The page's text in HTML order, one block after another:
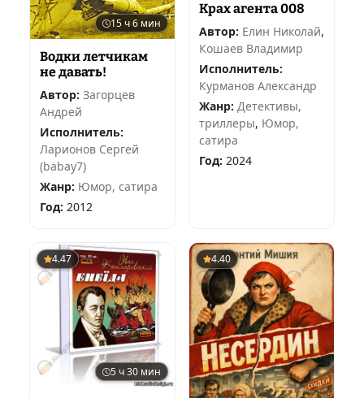
15 ч 6 мин
Водки летчикам
не давать!
Автор: Загорцев
Андрей
Исполнитель:
Ларионов Сергей
(babay7)
Жанр: Юмор, сатира
Год: 2012
Крах агента 008
Автор: Елин Николай,
Кошаев Владимир
Исполнитель:
Курманов Александр
Жанр: Детективы,
триллеры, Юмор,
сатира
Год: 2024
4.47
5 ч 30 мин
4.40